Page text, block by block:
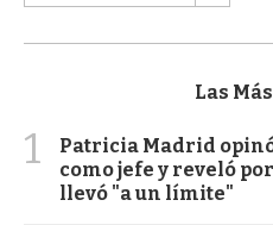
Las
1
Patricia Madrid
como jefe y reveló
llevó "a un límite"